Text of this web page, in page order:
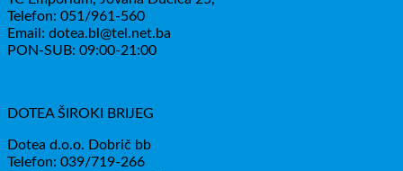
Telefon: 051/961-560
Email: dotea.bl@tel.net.ba
PON-SUB: 09:00-21:00
DOTEA ŠIROKI BRIJEG
Dotea d.o.o. Dobrič bb
Telefon: 039/719-266